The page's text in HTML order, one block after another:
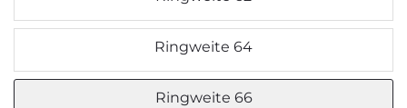
Ringweite 64
Ringweite 66